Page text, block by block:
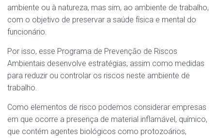
ambiente ou à natureza, mas sim, ao ambiente de trabalho,
com o objetivo de preservar a saúde física e mental do
funcionário.
Por isso, esse Programa de Prevenção de Riscos
Ambientais desenvolve estratégias, assim como medidas
para reduzir ou controlar os riscos neste ambiente de
trabalho.
Como elementos de risco podemos considerar empresas
em que ocorre a presença de material inflamável, químico,
que contém agentes biológicos como protozoários,